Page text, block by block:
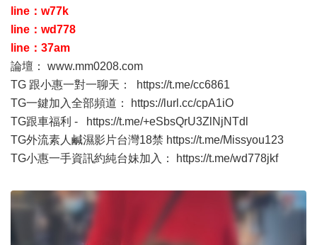
line：w77k
line：wd778
line：37am
論壇： www.mm0208.com
TG 跟小惠一對一聊天：
https://t.me/cc6861
TG一鍵加入全部頻道：
https://lurl.cc/cpA1iO
TG跟車福利 -
https://t.me/+eSbsQrU3ZlNjNTdl
TG外流素人鹹濕影片台灣18禁 https://t.me/Missyou123
TG小惠一手資訊約純台妹加入：
https://t.me/wd778jkf